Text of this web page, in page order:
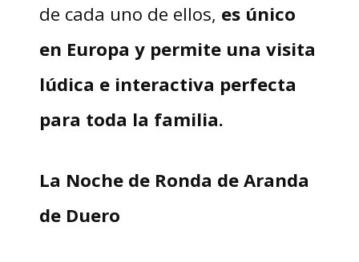
de cada uno de ellos, es único
en Europa y permite una visita
lúdica e interactiva perfecta
para toda la familia.
La Noche de Ronda de Aranda
de Duero